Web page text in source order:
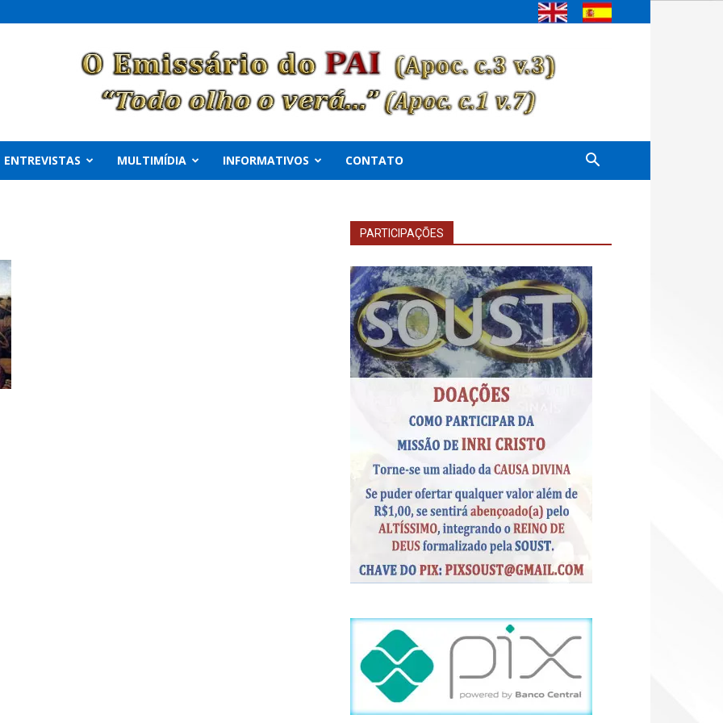
ENTREVISTAS MULTIMÍDIA INFORMATIVOS CONTATO
PARTICIPAÇÕES